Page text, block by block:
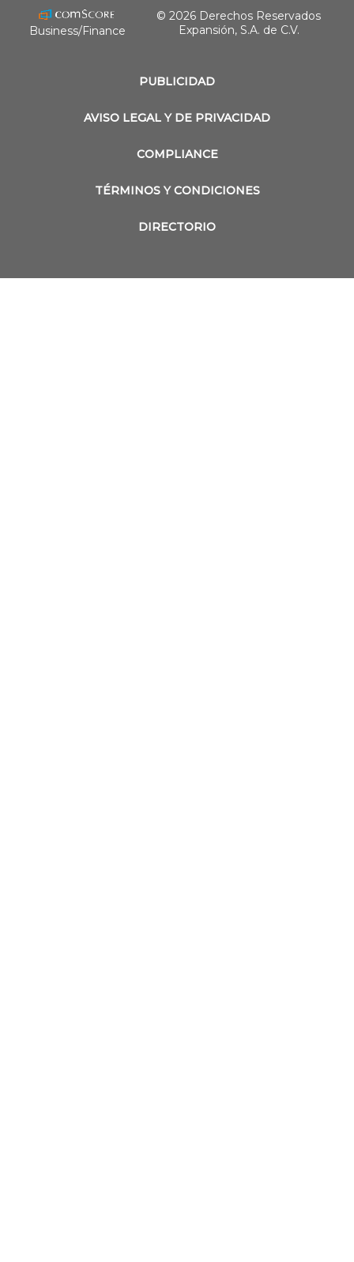
PUBLICIDAD
AVISO LEGAL Y DE PRIVACIDAD
COMPLIANCE
TÉRMINOS Y CONDICIONES
DIRECTORIO
Business/Finance
© 2026 Derechos Reservados
Expansión, S.A. de C.V.